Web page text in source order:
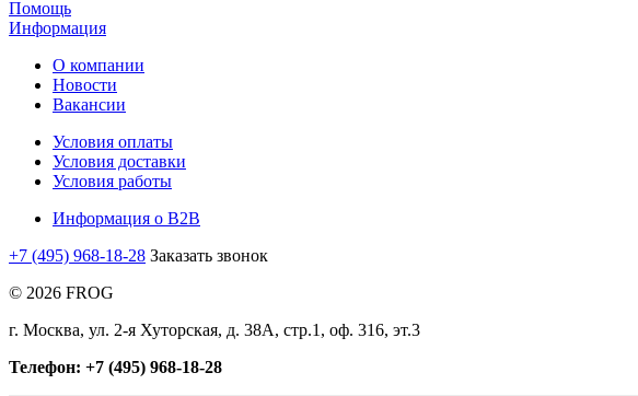
Помощь
Информация
О компании
Новости
Вакансии
Условия оплаты
Условия доставки
Условия работы
Информация о B2B
+7 (495) 968-18-28 Заказать звонок
© 2026 FROG
г. Москва, ул. 2-я Хуторская, д. 38А, стр.1, оф. 316, эт.3
Телефон: +7 (495) 968-18-28